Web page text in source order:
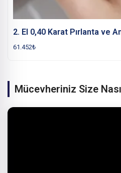
2. El 0,40 Karat Pırlanta ve
61.452₺
Mücevheriniz Size